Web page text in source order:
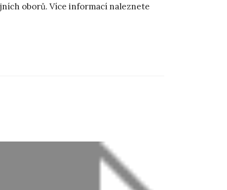
oborů. Více informací naleznete